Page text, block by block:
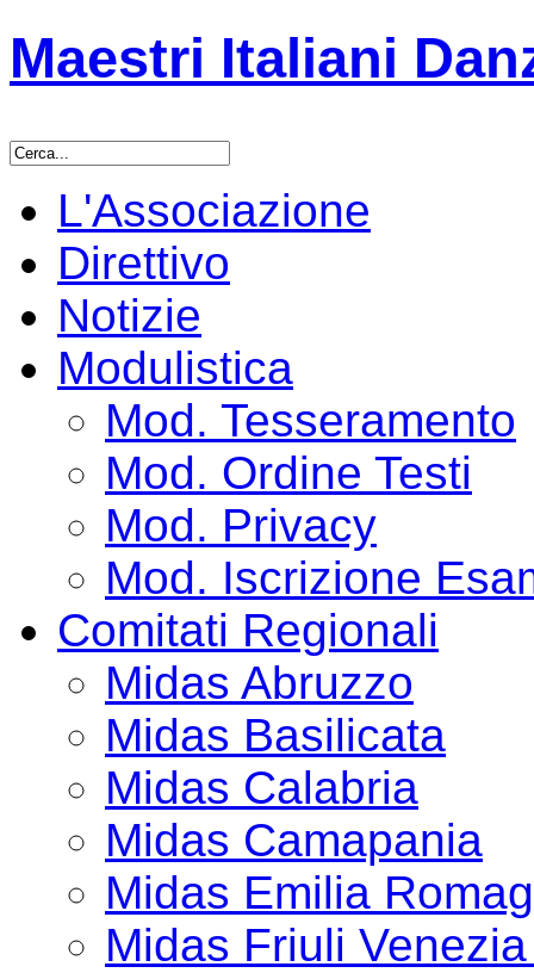
Maestri Italiani
L'Associazione
Direttivo
Notizie
Modulistica
Mod. Tesseramento
Mod. Ordine Testi
Mod. Privacy
Mod. Iscrizione
Comitati Regionali
Midas Abruzzo
Midas Basilicata
Midas Calabria
Midas Camapania
Midas Emilia
Midas Friuli